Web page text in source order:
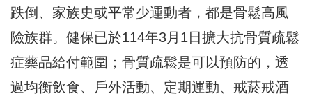
跌倒、家族史或平常少運動者，都是骨鬆高風
險族群。健保已於114年3月1日擴大抗骨質疏鬆
症藥品給付範圍；骨質疏鬆是可以預防的，透
過均衡飲食、戶外活動、定期運動、戒菸戒酒